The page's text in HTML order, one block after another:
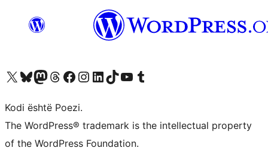
Vizitoni llogarinë tonë X (ish Twitter)
Vizitoni llogarinë tonë Bluesky
Vizitoni llogarinë tonë Mastodon
Vizitoni llogarinë tonë Threads
Vizitoni faqen tonë në Facebook
Vizitoni llogarinë tonë Instagram
Vizitoni llogarinë tonë LinkedIn
Vizitoni llogarinë tonë TikTok
Vizitoni kanalin tonë YouTube
Vizitoni llogarinë tonë Tumblr
Kodi është Poezi.
The WordPress® trademark is the intellectual property
of the WordPress Foundation.